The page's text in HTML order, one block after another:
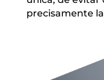
precisamente